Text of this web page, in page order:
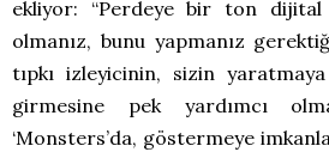
ekliyor: “Perdeye bir ton dijital
olmanız, bunu yapmanız
tıpkı izleyicinin, sizin yaratmaya
girmesine pek yardımcı
‘Monsters’da, göstermeye